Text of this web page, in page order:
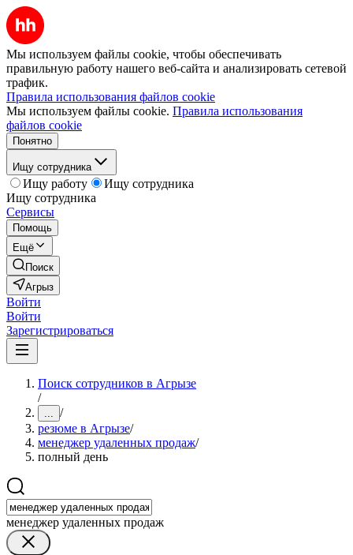
Мы используем файлы cookie, чтобы обеспечивать
правильную работу нашего веб-сайта и анализировать сетевой
трафик.
Правила использования файлов cookie
Мы используем файлы cookie. Правила использования
файлов cookie
Понятно
Ищу сотрудника
Ищу работу
Ищу сотрудника
Ищу сотрудника
Сервисы
Помощь
Ещё
Поиск
Агрыз
Войти
Войти
Зарегистрироваться
Поиск сотрудников в Агрызе
/
... /
резюме в Агрызе/
менеджер удаленных продаж/
полный день
менеджер удаленных продаж